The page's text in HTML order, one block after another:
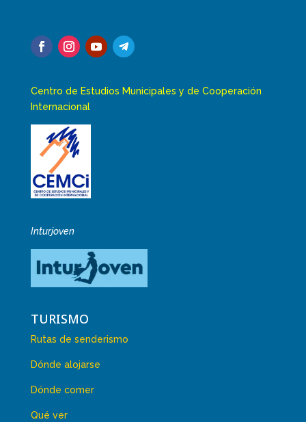
Centro de Estudios Municipales y de Cooperación
Internacional
Inturjoven
TURISMO
Rutas de senderismo
Dónde alojarse
Dónde comer
Qué ver